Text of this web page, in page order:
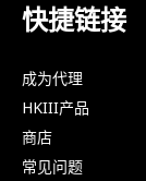
快捷链接
成为代理
HKIII产品
商店
常见问题